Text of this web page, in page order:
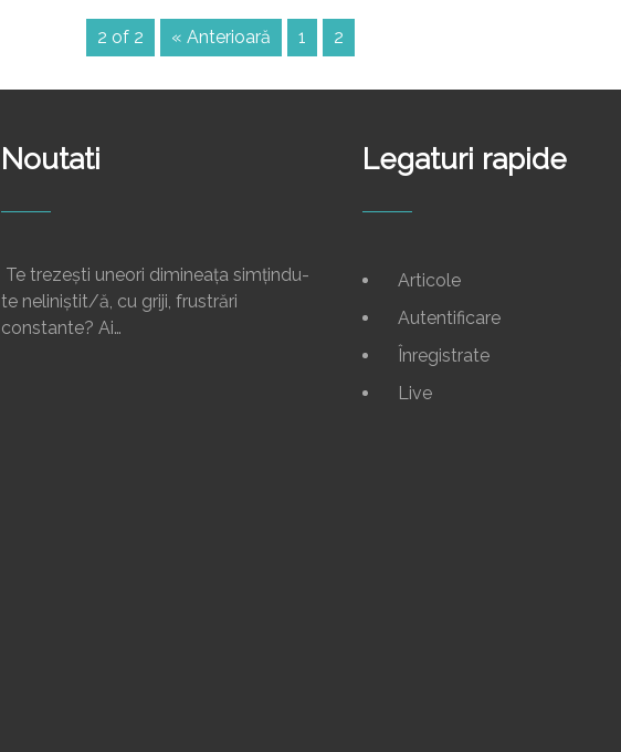
2 of 2 « Anterioară 1 2
Noutati
Te trezești uneori dimineața simțindu-
te neliniștit/ă, cu griji, frustrări
constante? Ai…
Legaturi rapide
Articole
Autentificare
Înregistrate
Live